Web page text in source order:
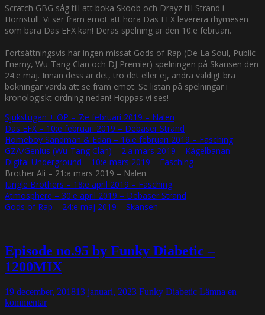
Scratch GBG såg till att boka Skoob och Drayz till Strand i
Hornstull. Vi ser fram emot att höra Das EFX leverera rhymesen
som bara Das EFX kan! Deras spelning är den 10:e februari.
Fortsättningsvis har ingen missat Gods of Rap (De La Soul, Public
Enemy, Wu-Tang Clan och DJ Premier) spelningen på Skansen den
24:e maj. Innan dess är det, tro det eller ej, andra väldigt bra
bokningar värda att se fram emot. Se listan på spelningar i
kronologiskt ordning nedan! Hoppas vi ses!
Sjukstugan + OP – 7:e februari 2019 – Nalen
Das EFX – 10:e februari 2019 – Debaser Strand
Homeboy Sandman & Edan – 16:e februari 2019 – Fasching
GZA/Genius (Wu-Tang Clan) – 2:a mars 2019 – Kägelbanan
Digital Underground – 10:e mars 2019 – Fasching
Brother Ali – 21:a mars 2019 – Nalen
Jungle Brothers – 18:e april 2019 – Fasching
Atmosphere – 30:e april 2019 – Debaser Strand
Gods of Rap – 24:e maj 2019 – Skansen
Episode no.95 by Funky Diabetic –
1200MIX
19 december, 201813 januari, 2023 Funky Diabetic Lämna en
kommentar